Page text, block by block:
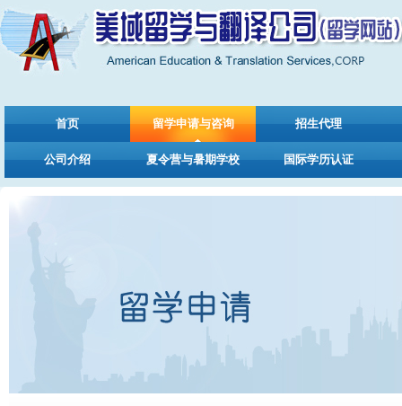
首页 留学申请与咨询 招生代理
公司介绍 夏令营与暑期学校 国际学历认证